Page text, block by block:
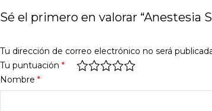
Sé el primero en valorar “Anestesia
Tu dirección de correo electrónico no será
Tu puntuación *
Nombre *